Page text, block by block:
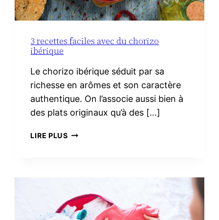
3 recettes faciles avec du chorizo
ibérique
Le chorizo ibérique séduit par sa
richesse en arômes et son caractère
authentique. On l’associe aussi bien à
des plats originaux qu’à des […]
LIRE PLUS3
IBÉRIQUE